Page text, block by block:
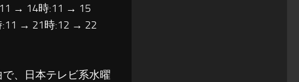
→ 14時:11 → 15
→ 21時:12 → 22
で、日本テレビ系水曜